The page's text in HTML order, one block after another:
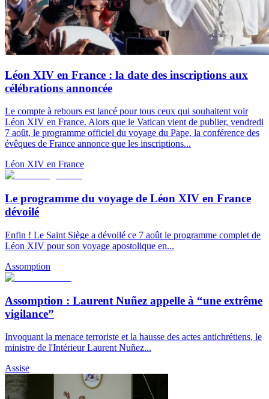
Léon XIV en France : la date des inscriptions aux
célébrations annoncée
Le compte à rebours est lancé pour tous ceux qui souhaitent voir
Léon XIV en France. Alors que le Vatican vient de publier, vendredi
7 août, le programme officiel du voyage du Pape, la conférence des
évêques de France annonce que les inscriptions...
Léon XIV en France
Le programme du voyage de Léon XIV en France
dévoilé
Enfin ! Le Saint Siège a dévoilé ce 7 août le programme complet de
Léon XIV pour son voyage apostolique en...
Assomption
Assomption : Laurent Nuñez appelle à “une extrême
vigilance”
Invoquant la menace terroriste et la hausse des actes antichrétiens, le
ministre de l'Intérieur Laurent Nuñez...
Assise